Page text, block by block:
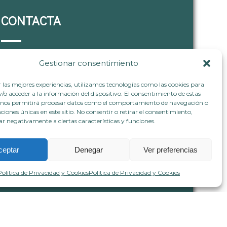
Gestionar consentimiento
las mejores experiencias, utilizamos tecnologías como las cookies para
o acceder a la información del dispositivo. El consentimiento de estas
permitirá procesar datos como el comportamiento de navegación o
únicas en este sitio. No consentir o retirar el consentimiento,
negativamente a ciertas características y funciones.
Denegar Ver preferencias
de Privacidad y CookiesPolítica de Privacidad y Cookies
CONTACTA
+34 633 40 72 80
www.vivianaflorez.com